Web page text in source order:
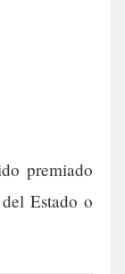
premiado
Estado o